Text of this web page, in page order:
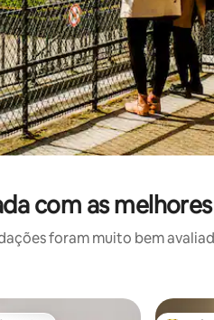
com as
foram muito bem